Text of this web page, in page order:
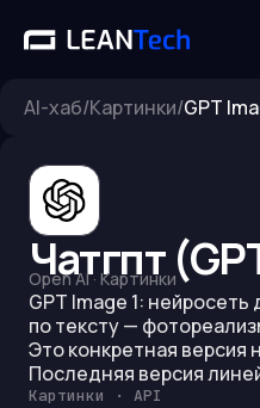
AI-хаб/Картинки/GPT
Чатгпт
Open AI · Картинки
GPT Image 1:
по тексту —
Это конкретная версия
Последняя версия
Картинки · API